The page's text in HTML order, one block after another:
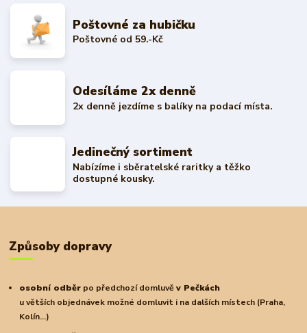
Poštovné za hubičku
Poštovné od 59.-Kč
Odesíláme 2x denně
2x denně jezdíme s balíky na podací místa.
Jedinečný sortiment
Nabízíme i sběratelské raritky a těžko
dostupné kousky.
Způsoby dopravy
osobní odběr po předchozí domluvěv Pečkách
u větších objednávek možné domluvit i na dalších místech (Praha,
Kolín...)